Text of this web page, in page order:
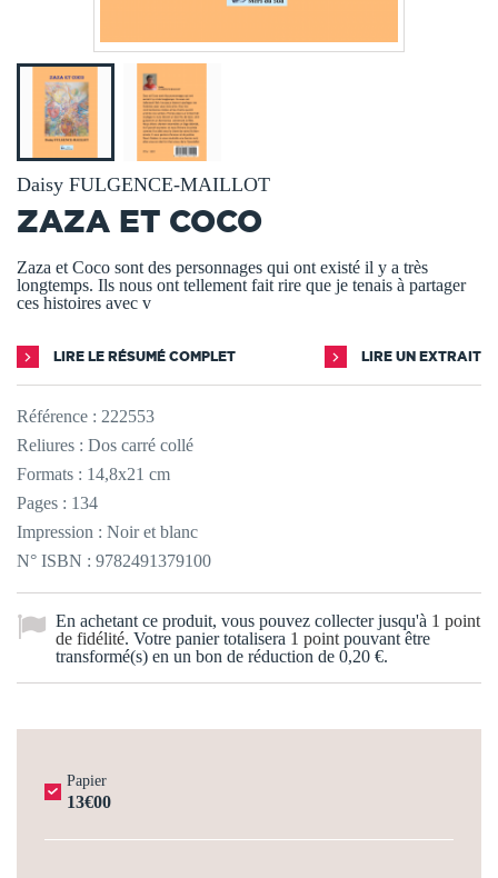
Daisy FULGENCE-MAILLOT
ZAZA ET COCO
Zaza et Coco sont des personnages qui ont existé il y a très
longtemps. Ils nous ont tellement fait rire que je tenais à partager
ces histoires avec v
LIRE LE RÉSUMÉ COMPLET LIRE UN EXTRAIT
Référence : 222553
Reliures : Dos carré collé
Formats : 14,8x21 cm
Pages : 134
Impression : Noir et blanc
N° ISBN : 9782491379100
En achetant ce produit, vous pouvez collecter jusqu'à 1 point
de fidélité. Votre panier totalisera 1 point pouvant être
transformé(s) en un bon de réduction de 0,20 €.
Papier
13€00